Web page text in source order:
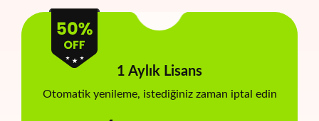
1 Aylık Lisans
Otomatik yenileme, istediğiniz zaman iptal edin